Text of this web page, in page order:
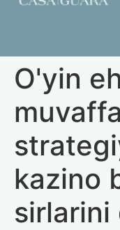
O'yin
kazino
sirlarini